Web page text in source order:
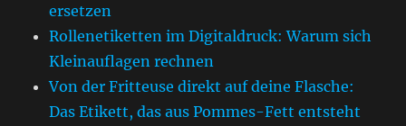
ersetzen
Rollenetiketten im Digitaldruck: Warum sich
Kleinauflagen rechnen
Von der Fritteuse direkt auf deine Flasche:
Das Etikett, das aus Pommes-Fett entsteht